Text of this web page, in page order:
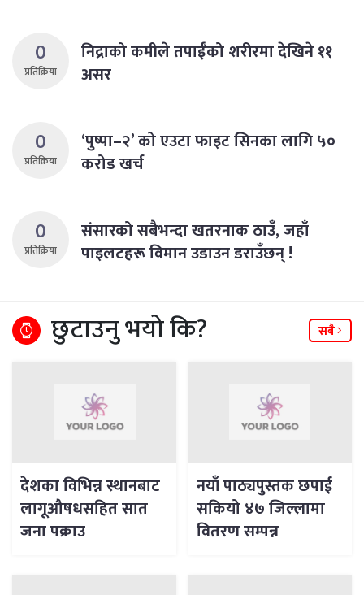
0
प्रतिक्रिया
निद्राको कमीले तपाईँको शरीरमा देखिने ११
असर
0
प्रतिक्रिया
‘पुष्पा–२’ को एउटा फाइट सिनका लागि ५०
करोड खर्च
0
प्रतिक्रिया
संसारको सबैभन्दा खतरनाक ठाउँ, जहाँ
पाइलटहरू विमान उडाउन डराउँछन् !
छुटाउनु भयो कि? सबै
देशका विभिन्न स्थानबाट
लागूऔषधसहित सात
जना पक्राउ
नयाँ पाठ्यपुस्तक छपाई
सकियो ४७ जिल्लामा
वितरण सम्पन्न